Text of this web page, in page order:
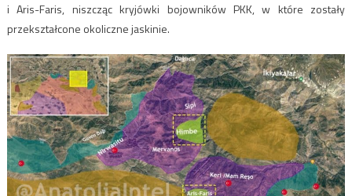
i Aris-Faris, niszcząc kryjówki bojowników PKK, w które zostały
przekształcone okoliczne jaskinie.